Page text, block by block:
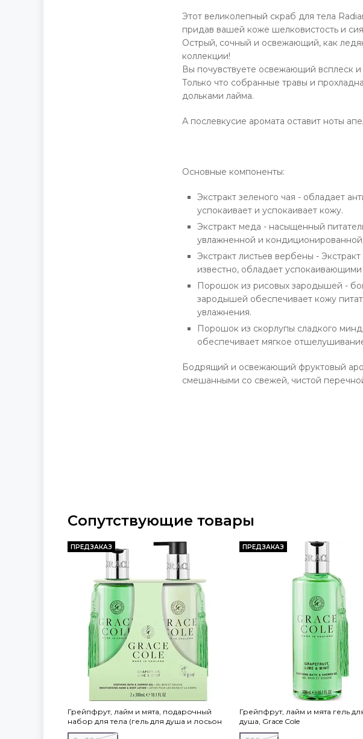
Этот великолепный скраб для тела
придав вашей коже шелковистость и
Острый, сочный и освежающий, как
коллекции!
Вы почувствуете освежающий всплеск и
Только что собранные травы и
дольками лайма.
А послевкусие аромата оставит ноты
Основные компоненты:
Экстракт зеленого чая - обладает
успокаивает и успокаивает кожу.
Экстракт меда - насыщенный
увлажненной и
Экстракт листьев вербены -
известно, обладает успокаивающими
Порошок из рисовых зародышей -
зародышей обеспечивает кожу
увлажнения.
Порошок из скорлупы сладкого
обеспечивает мягкое
Бодрящий и освежающий фруктовый
смешанными со свежей, чистой
Сопутствующие товары
ПРЕДЗАКАЗ
Грейпфрут, лайм и мята, подарочный
набор для тела (гель для душа и лосьон
для тела), Grace Cole
ПРЕДЗАКАЗ
Грейпфрут, лайм и мята гель
душа, Grace Cole